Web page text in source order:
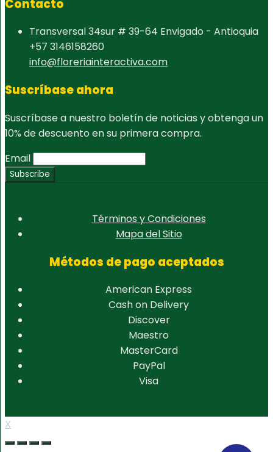
Contacto
Transversal 34sur # 39-64 Envigado - Antioquia
+57 3146158260
info@floreriainteractiva.com
Suscríbase ahora
Suscríbase a nuestro boletín de noticias y obtenga un
10% de descuento en su primera compra.
Email
Términos y Condiciones
Mapa del Sitio
Métodos de pago aceptados
American Express
Cash on Delivery
Discover
Maestro
MasterCard
PayPal
Visa
X